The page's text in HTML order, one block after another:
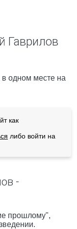
Гаврилов
в одном месте на
как
либо войти на
-
прошлому",